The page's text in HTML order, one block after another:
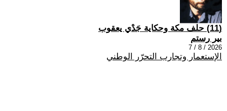
(11) حلف مكة وحكاية جَدْي يعقوب
بير رستم
2026 / 8 / 7
الإستعمار وتجارب التحرّر الوطني